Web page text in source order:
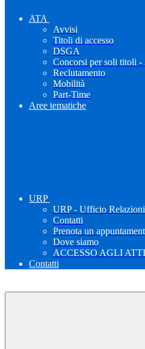
ATA
Avvisi
Titoli di accesso
DSGA
Concorsi per soli titoli -
Reclutamento
Mobilità
Part-Time
Aree tematiche
URP
URP - Ufficio
Contatti
Prenota un
Dove siamo
ACCESSO AGLI
Contatti